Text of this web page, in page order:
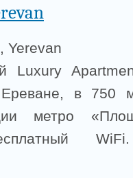
Yerevan
Luxury
в 750
метро